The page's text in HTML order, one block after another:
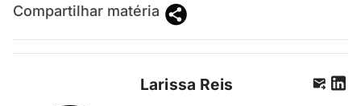
Compartilhar matéria
Larissa Reis